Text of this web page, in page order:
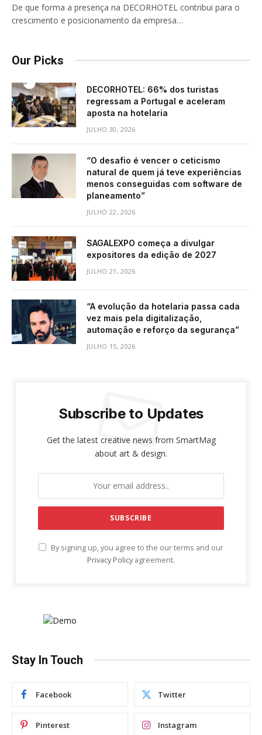
De que forma a presença na DECORHOTEL contribui para o
crescimento e posicionamento da empresa…
Our Picks
DECORHOTEL: 66% dos turistas
regressam a Portugal e aceleram
aposta na hotelaria
JULHO 30, 2026
“O desafio é vencer o ceticismo
natural de quem já teve experiências
menos conseguidas com software de
planeamento”
JULHO 22, 2026
SAGALEXPO começa a divulgar
expositores da edição de 2027
JULHO 21, 2026
“A evolução da hotelaria passa cada
vez mais pela digitalização,
automação e reforço da segurança”
JULHO 15, 2026
Subscribe to Updates
Get the latest creative news from SmartMag
about art & design.
By signing up, you agree to the our terms and our
Privacy Policy agreement.
Stay In Touch
Facebook Twitter
Pinterest Instagram